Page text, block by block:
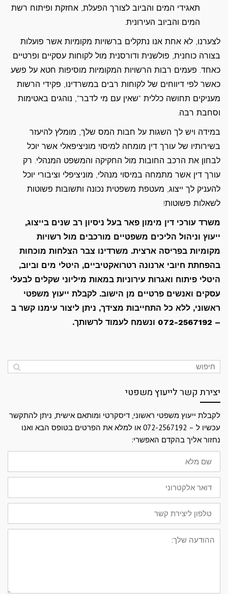
תאגידי המים והביוב לצורך הפעלת, אחזקת ופיתוח רשת
המים והביוב העירונית.
לצערנו, לא אחת אנו נתקלים ברשויות מקומיות אשר פועלות
בצורה כוחנית, פולשנית ודורסנית מול לקוחות עסקיים ופרטיים
כאחד. פעמים רבות הרשויות המקומיות מוסיפות חטא על פשע
כאשר לפי דיווחים של לקוחות רבים במשרדינו, פקידי הרשות
מעניקים תחושה כללית "שאין עם מי לדבר", נוהגים באטימות
וסחבת רבה.
במידה ויש לך השגות על חבות המס שלך, מומלץ להיעזר
בשירותיו של עורך דין מומחה למיסוי מוניציפאלי אשר יוכל
לבחון את הרכב החובות מול החקיקה והמשפט המנהלי. רק
עורך דין אשר מתמחה במיסוי מנהלי, מוניציפלי וציבורי יוכל
להעניק לך ייצוג, מעטפת משפטית נכונה ותשובות פשוטות
לשאלות פשוטות!
משרד עורכי דין מימון פאר בעל ניסיון רב שנים בייצוג,
ייעוץ וניהול הליכים משפטיים מורכבים מול רשויות
מקומיות בפריסה ארצית. משרדינו צבר הצלחות מוכחות
בהפחתת חיובי ארנונה רטרואקטיביים, היטלי מים וביוב,
היטלי פיתוח ואגרות עירוניות במאות מיליוני שקלים לבעלי
עסקים ואנשים פרטיים מן הישוב. לקבלת ייעוץ משפטי
ראשוני, ללא כל התחייבות מצידך, ניתן ליצור עימנו קשר ב
– 072-2567192 ונשמח לעמוד לרשותך.
יצירת קשר לייעוץ משפטי
לקבלת ייעוץ משפטי ראשוני, דיסקרטי ומותאם אישית, ניתן להתקשר
עכשיו ל – 072-2567192 או למלא את הפרטים בטופס הבא ואנו
נחזור אליך בהקדם האפשרי:
שם
מלא
דואר
אלקטרוני
טלפון
ליצירת
קשר
ההודעה
שלך: